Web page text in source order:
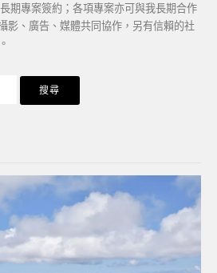
期專案簽約；各項專案亦可與我長期合作
影、廣告、媒體共同協作，另有信賴的社